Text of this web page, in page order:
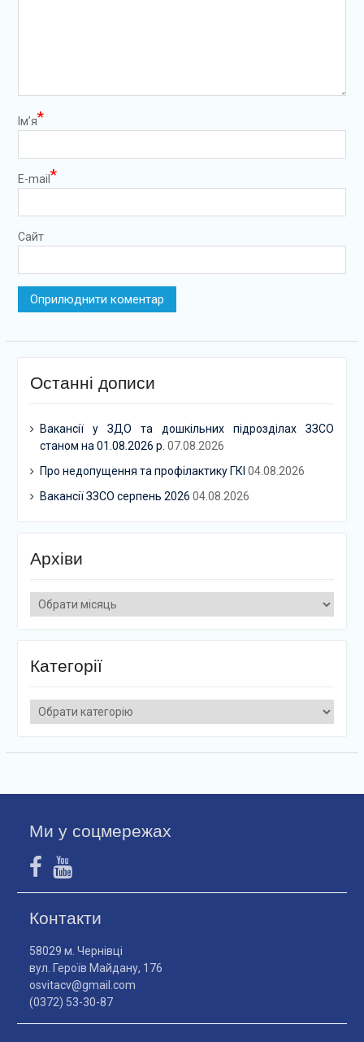
Ім’я*
E-mail *
Сайт
Останні дописи
Вакансії у ЗДО та дошкільних підрозділах ЗЗСО
станом на 01.08.2026 р. 07.08.2026
Про недопущення та профілактику ГКІ 04.08.2026
Вакансії ЗЗСО серпень 2026 04.08.2026
Архіви
Архіви
Категорії
Категорії
Ми у соцмережах
Контакти
58029 м. Чернівці
вул. Героїв Майдану, 176
osvitacv@gmail.com
(0372) 53-30-87